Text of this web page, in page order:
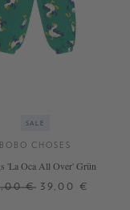
SALE
BOBO CHOSES
'La Oca All Over' Grün
€ 39,00 €